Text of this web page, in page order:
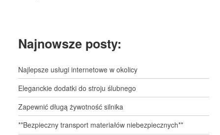
Najnowsze posty:
Najlepsze usługi internetowe w okolicy
Eleganckie dodatki do stroju ślubnego
Zapewnić długą żywotność silnika
**Bezpieczny transport materiałów niebezpiecznych**